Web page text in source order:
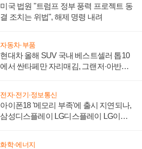
미국 법원 "트럼프 정부 풍력 프로젝트 동
결 조치는 위법", 해제 명령 내려
자동차·부품
현대차 올해 SUV 국내 베스트셀러 톱10
에서 싼타페만 자리매김, 그랜저·아반떼
전자·전기·정보통신
아이폰18 '메모리 부족'에 출시 지연되나,
삼성디스플레이 LG디스플레이 LG이노
화학·에너지